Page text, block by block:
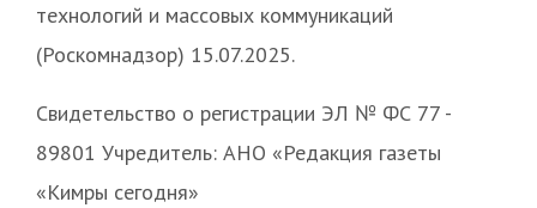
технологий и массовых коммуникаций
(Роскомнадзор) 15.07.2025.
Свидетельство о регистрации ЭЛ № ФС 77 -
89801 Учредитель: АНО «Редакция газеты
«Кимры сегодня»